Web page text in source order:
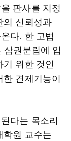
판사를 지정
의 신뢰성과
다. 한 고법
삼권분립에 입
위한 것인
견제기능이
다는 목소리
학원 교수는